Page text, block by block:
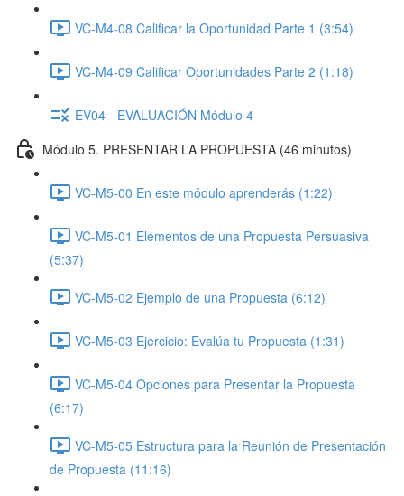
VC-M4-08 Calificar la Oportunidad Parte 1 (3:54)
VC-M4-09 Calificar Oportunidades Parte 2 (1:18)
EV04 - EVALUACIÓN Módulo 4
Módulo 5. PRESENTAR LA PROPUESTA (46 minutos)
VC-M5-00 En este módulo aprenderás (1:22)
VC-M5-01 Elementos de una Propuesta Persuasiva
(5:37)
VC-M5-02 Ejemplo de una Propuesta (6:12)
VC-M5-03 Ejercicio: Evalúa tu Propuesta (1:31)
VC-M5-04 Opciones para Presentar la Propuesta
(6:17)
VC-M5-05 Estructura para la Reunión de Presentación
de Propuesta (11:16)